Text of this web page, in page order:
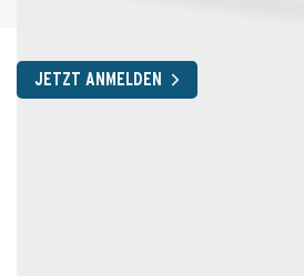
JETZT ANMELDEN